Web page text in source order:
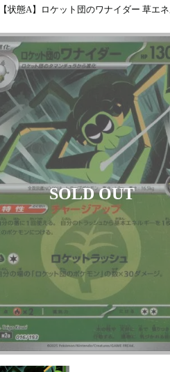
【状態A】ロケット団のワナイダー 草エ